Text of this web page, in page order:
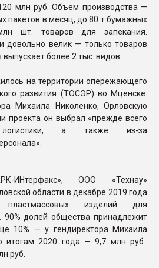
млн руб. Объем производства —
пакетов в месяц, до 80 т бумажных
шт. товаров для запекания.
довольно велик — только товаров
более 2 тыс. видов.
на территории опережающего
развития (ТОСЭР) во Мценске.
Михаила Николенко, Орловскую
проекта он выбрал «прежде всего
а также из-за
ИНтерфакс», ООО «Технау»
области в декабре 2019 года
изделий для
90% долей общества принадлежит
10% — у гендиректора Михаила
итогам 2020 года — 9,7 млн руб..
руб.